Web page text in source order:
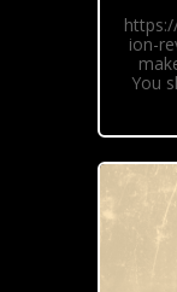
ion-
You